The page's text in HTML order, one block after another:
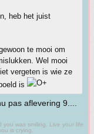
heb het juist
te mooi om
Wel mooi
vergeten is wie ze
is
pas aflevering 9....
was smiling. Live your life
is crying.